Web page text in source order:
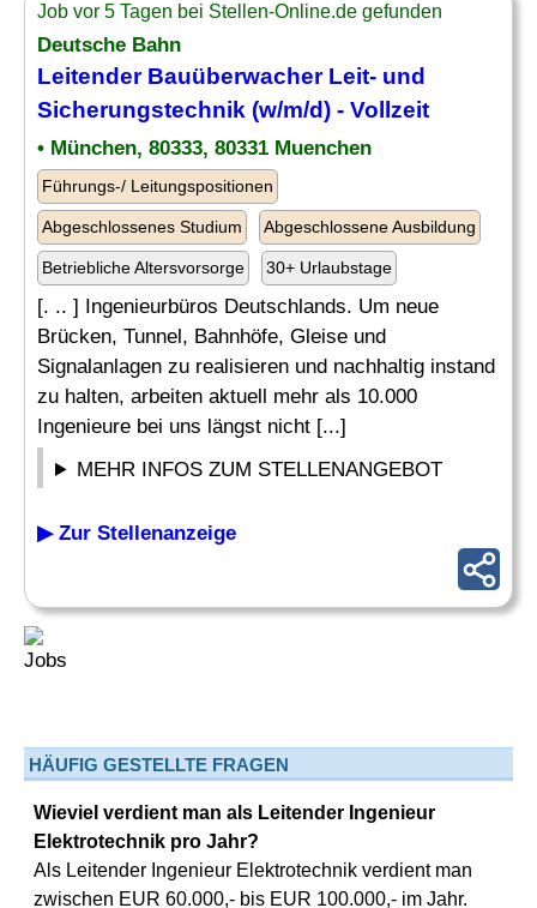
Job vor 5 Tagen bei Stellen-Online.de gefunden
Deutsche Bahn
LeitenderBauüberwacher Leit- und
Sicherungstechnik (w/m/d) - Vollzeit
• München, 80333, 80331 Muenchen
Führungs-/ Leitungspositionen
Abgeschlossenes Studium Abgeschlossene Ausbildung
Betriebliche Altersvorsorge 30+ Urlaubstage
[. .. ] Ingenieurbüros Deutschlands. Um neue
Brücken, Tunnel, Bahnhöfe, Gleise und
Signalanlagen zu realisieren und nachhaltig instand
zu halten, arbeiten aktuell mehr als 10.000
Ingenieure bei uns längst nicht [...]
MEHR INFOS ZUM STELLENANGEBOT
▶ Zur Stellenanzeige
HÄUFIG GESTELLTE FRAGEN
Wieviel verdient man als Leitender Ingenieur
Elektrotechnik pro Jahr?
Als Leitender Ingenieur Elektrotechnik verdient man
zwischen EUR 60.000,- bis EUR 100.000,- im Jahr.